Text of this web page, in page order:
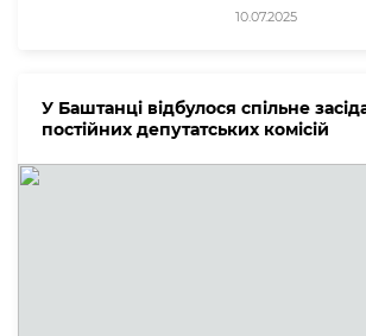
10.07.2025
У Баштанці відбулося спільне
постійних депутатських комісій